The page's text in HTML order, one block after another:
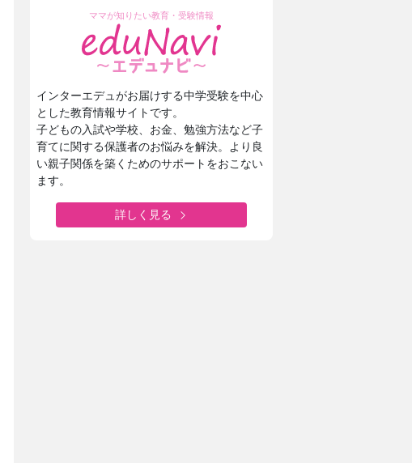
ママが知りたい教育・受験情報
インターエデュがお届けする中学受験を中心
とした教育情報サイトです。
子どもの入試や学校、お金、勉強方法など子
育てに関する保護者のお悩みを解決。より良
い親子関係を築くためのサポートをおこない
ます。
詳しく見る